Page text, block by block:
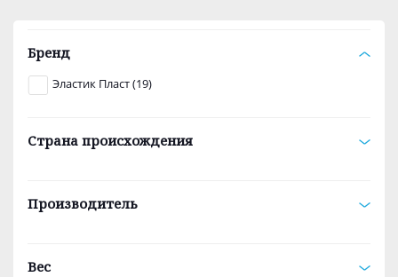
Бренд
Эластик Пласт (19)
Страна происхождения
Производитель
Вес